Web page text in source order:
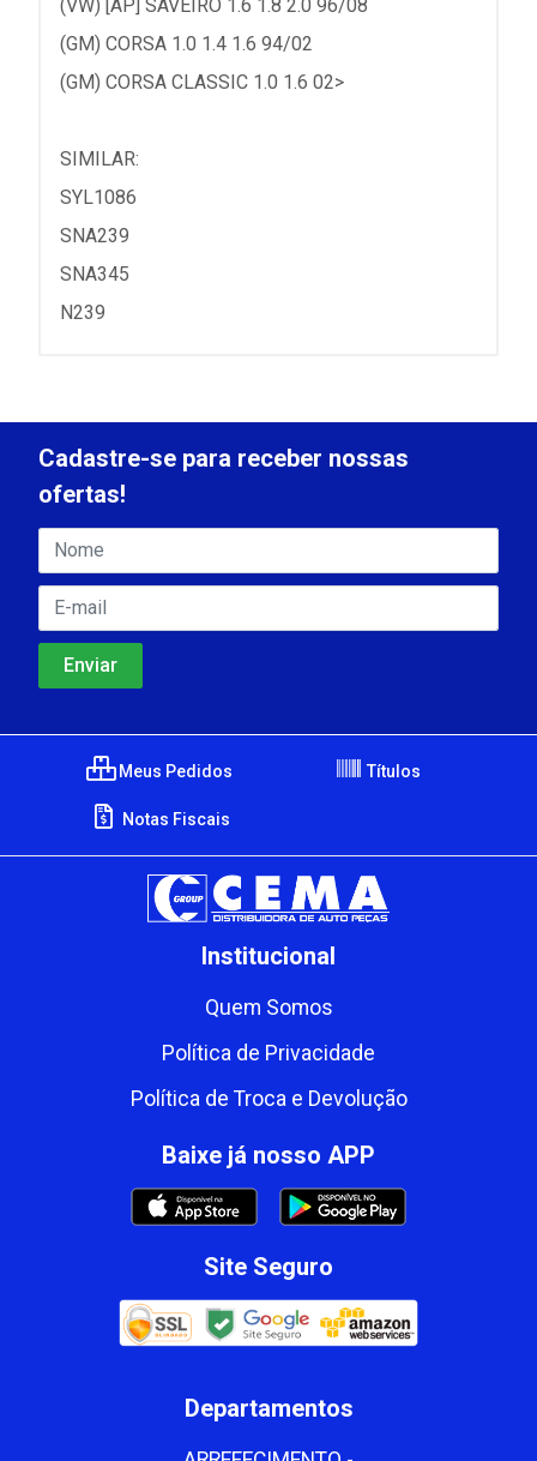
(VW) [AP] SAVEIRO 1.6 1.8 2.0 96/08
(GM) CORSA 1.0 1.4 1.6 94/02
(GM) CORSA CLASSIC 1.0 1.6 02>
SIMILAR:
SYL1086
SNA239
SNA345
N239
Cadastre-se para receber nossas
ofertas!
Meus Pedidos Títulos
Notas Fiscais
Institucional
Quem Somos
Política de Privacidade
Política de Troca e Devolução
Baixe já nosso APP
Site Seguro
Departamentos